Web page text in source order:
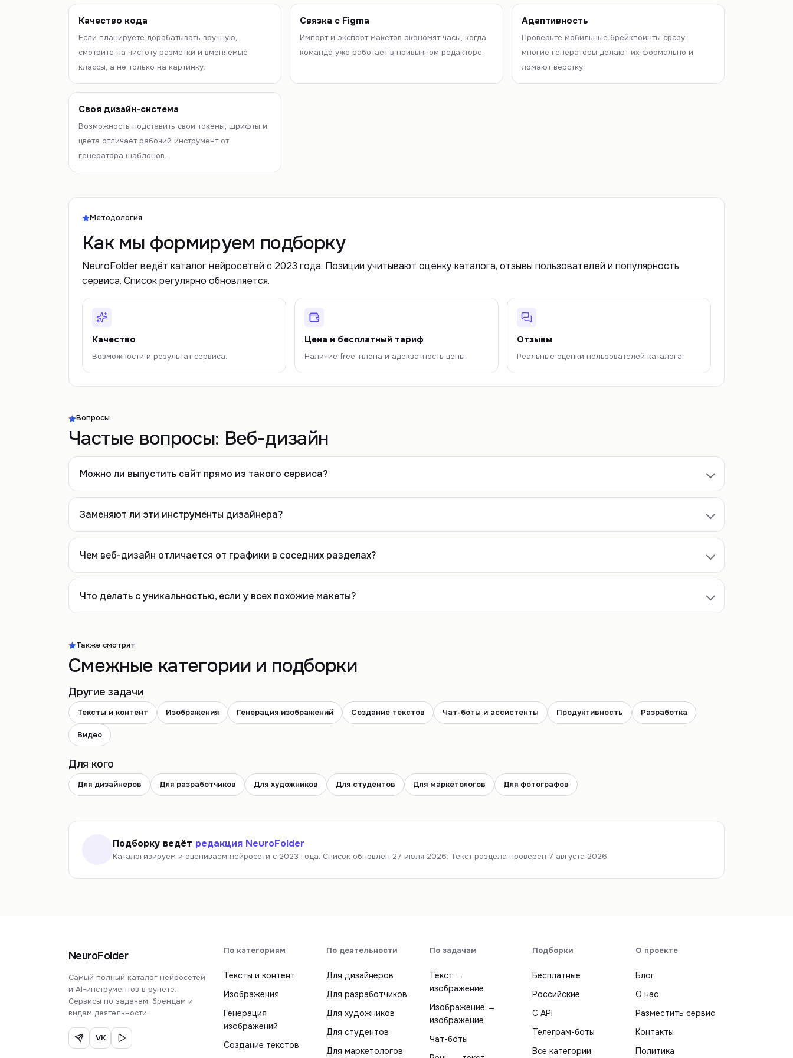
Качество кода
Если планируете дорабатывать вручную,
смотрите на чистоту разметки и вменяемые
классы, а не только на картинку.
Связка с Figma
Импорт и экспорт макетов экономят часы, когда
команда уже работает в привычном редакторе.
Адаптивность
Проверьте мобильные брейкпоинты сразу:
многие генераторы делают их формально и
ломают вёрстку.
Своя дизайн-система
Возможность подставить свои токены, шрифты и
цвета отличает рабочий инструмент от
генератора шаблонов.
Методология
Как мы формируем подборку
NeuroFolder ведёт каталог нейросетей с 2023 года. Позиции учитывают оценку каталога, отзывы пользователей и популярность
сервиса. Список регулярно обновляется.
Качество
Возможности и результат сервиса.
Цена и бесплатный тариф
Наличие free-плана и адекватность цены.
Отзывы
Реальные оценки пользователей каталога.
Вопросы
Частые вопросы: Веб-дизайн
Можно ли выпустить сайт прямо из такого сервиса?
Заменяют ли эти инструменты дизайнера?
Чем веб-дизайн отличается от графики в соседних разделах?
Что делать с уникальностью, если у всех похожие макеты?
Также смотрят
Смежные категории и подборки
Другие задачи
Тексты и контент Изображения Генерация изображений Создание текстов Чат-боты и ассистенты Продуктивность Разработка
Видео
Для кого
Для дизайнеров Для разработчиков Для художников Для студентов Для маркетологов Для фотографов
Подборку ведёт редакция NeuroFolder
Каталогизируем и оцениваем нейросети с 2023 года. Список обновлён 27 июля 2026. Текст раздела проверен 7 августа 2026.
NeuroFolder
Самый полный каталог нейросетей
и AI-инструментов в рунете.
Сервисы по задачам, брендам и
видам деятельности.
VK
По категориям
Тексты и контент
Изображения
Генерация
изображений
Создание текстов
По деятельности
Для дизайнеров
Для разработчиков
Для художников
Для студентов
Для маркетологов
По задачам
Текст →
изображение
Изображение →
изображение
Чат-боты
Подборки
Бесплатные
Российские
С API
Телеграм-боты
Все категории
О проекте
Блог
О нас
Разместить сервис
Контакты
Политика